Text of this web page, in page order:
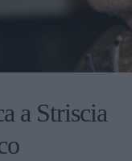
a Striscia